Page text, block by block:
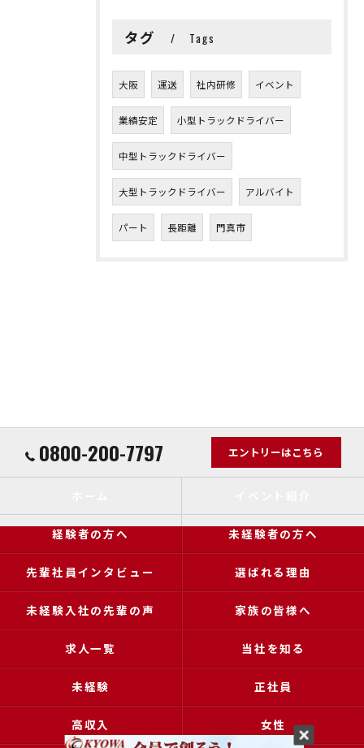
タグ Tags
大阪 運送 社内研修 イベント
業績安定 小型トラックドライバー
中型トラックドライバー
大型トラックドライバー アルバイト
パート 長距離 門真市
0800-200-7797 エントリーはこちら
経験者の方へ 未経験者の方へ
先輩社員インタビュー 選ばれる理由
未経験入社の先輩の声 家族の皆様へ
求人一覧 当社を知る
未経験 正社員
高収入 女性